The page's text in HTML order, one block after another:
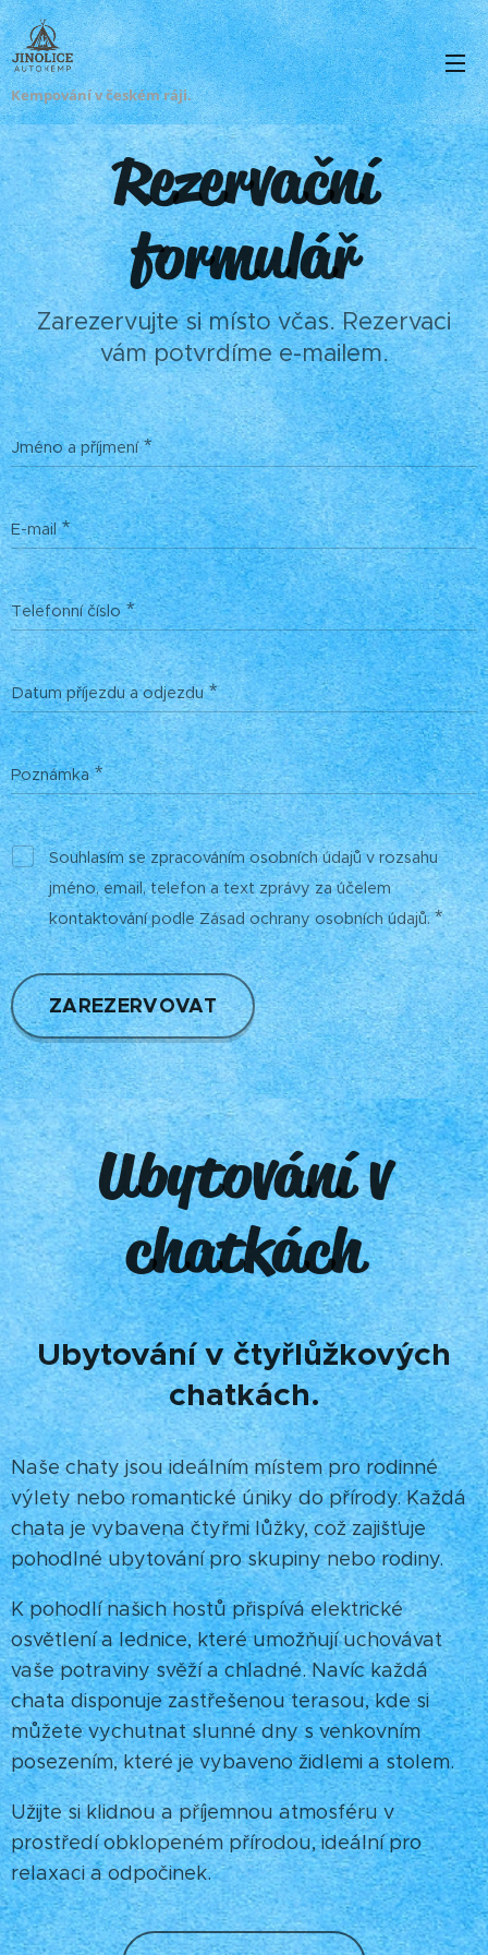
Kempování v českém ráji.
Rezervační
formulář
Zarezervujte si místo včas. Rezervaci
vám potvrdíme e-mailem.
Jméno a příjmení
E-mail
Telefonní číslo
Datum příjezdu a odjezdu
Poznámka
Souhlasím se zpracováním osobních údajů v rozsahu
jméno, email, telefon a text zprávy za účelem
kontaktování podle Zásad ochrany osobních údajů.
ZAREZERVOVAT
Ubytování v
chatkách
Ubytování v čtyřlůžkových
chatkách.
Naše chaty jsou ideálním místem pro rodinné
výlety nebo romantické úniky do přírody. Každá
chata je vybavena čtyřmi lůžky, což zajišťuje
pohodlné ubytování pro skupiny nebo rodiny.
K pohodlí našich hostů přispívá elektrické
osvětlení a lednice, které umožňují uchovávat
vaše potraviny svěží a chladné. Navíc každá
chata disponuje zastřešenou terasou, kde si
můžete vychutnat slunné dny s venkovním
posezením, které je vybaveno židlemi a stolem.
Užijte si klidnou a příjemnou atmosféru v
prostředí obklopeném přírodou, ideální pro
relaxaci a odpočinek.